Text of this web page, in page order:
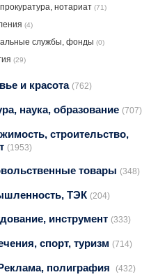
нотариат (71)
(4)
службы, фонды (0)
(29)
и красота (762)
наука, образование (707)
строительство,
(1953)
товары (348)
ТЭК (204)
инструмент (333)
спорт, туризм (714)
полиграфия (432)